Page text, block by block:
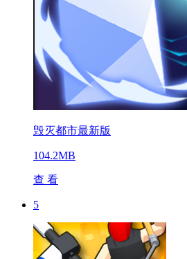
毁灭都市最新版
104.2MB
查 看
5